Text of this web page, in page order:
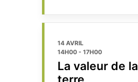
14 AVRIL
14H00 - 17H00
La valeur de la